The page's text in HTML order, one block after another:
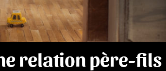
relation père-fils